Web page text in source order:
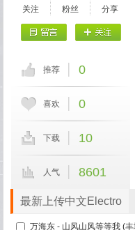
关注 粉丝 分享
推荐 0
喜欢 0
下载 10
人气 8601
最新上传中文Electro